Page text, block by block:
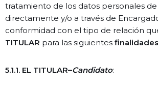
tratamiento de los datos personales de
directamente y/o a través de
conformidad con el tipo de relación
TITULAR para las siguientes
5.1.1. EL TITULAR–Candidato: